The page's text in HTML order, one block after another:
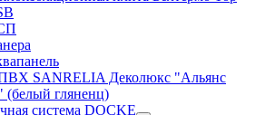
SANRELIA Деколюкс "Альянс
гляненц)
система DOCKE